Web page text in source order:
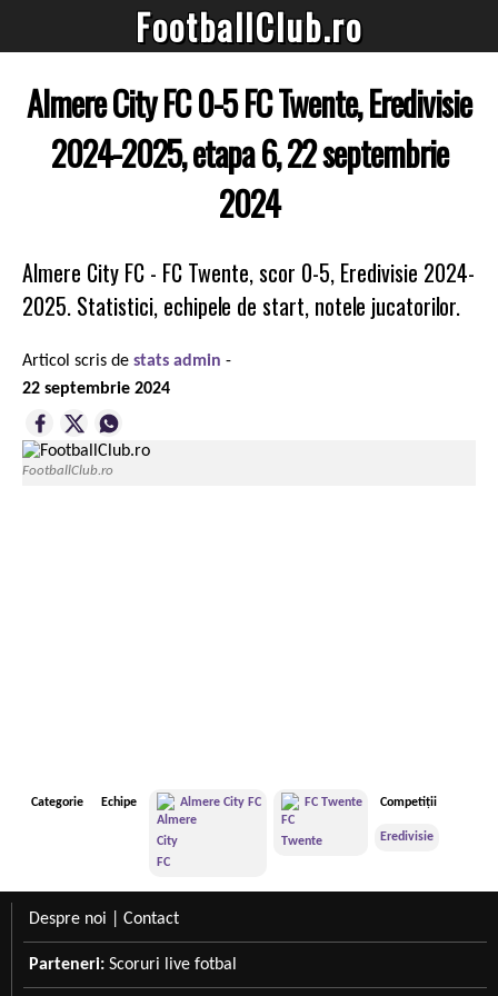
FootballClub.ro
Almere City FC 0-5 FC Twente, Eredivisie
2024-2025, etapa 6, 22 septembrie
2024
Almere City FC - FC Twente, scor 0-5, Eredivisie 2024-
2025. Statistici, echipele de start, notele jucatorilor.
Articol scris de stats admin -
22 septembrie 2024
FootballClub.ro
Categorie Echipe Almere City FC FC Twente Competiții
Eredivisie
Despre noi Contact
Parteneri: Scoruri live fotbal